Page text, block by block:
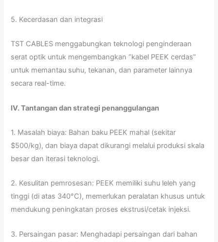
5. Kecerdasan dan integrasi
TST CABLES menggabungkan teknologi penginderaan
serat optik untuk mengembangkan “kabel PEEK cerdas”
untuk memantau suhu, tekanan, dan parameter lainnya
secara real-time.
IV. Tantangan dan strategi penanggulangan
1. Masalah biaya: Bahan baku PEEK mahal (sekitar
$500/kg), dan biaya dapat dikurangi melalui produksi skala
besar dan iterasi teknologi.
2. Kesulitan pemrosesan: PEEK memiliki suhu leleh yang
tinggi (di atas 340°C), memerlukan peralatan khusus untuk
mendukung peningkatan proses ekstrusi/cetak injeksi.
3. Persaingan pasar: Menghadapi persaingan dari bahan